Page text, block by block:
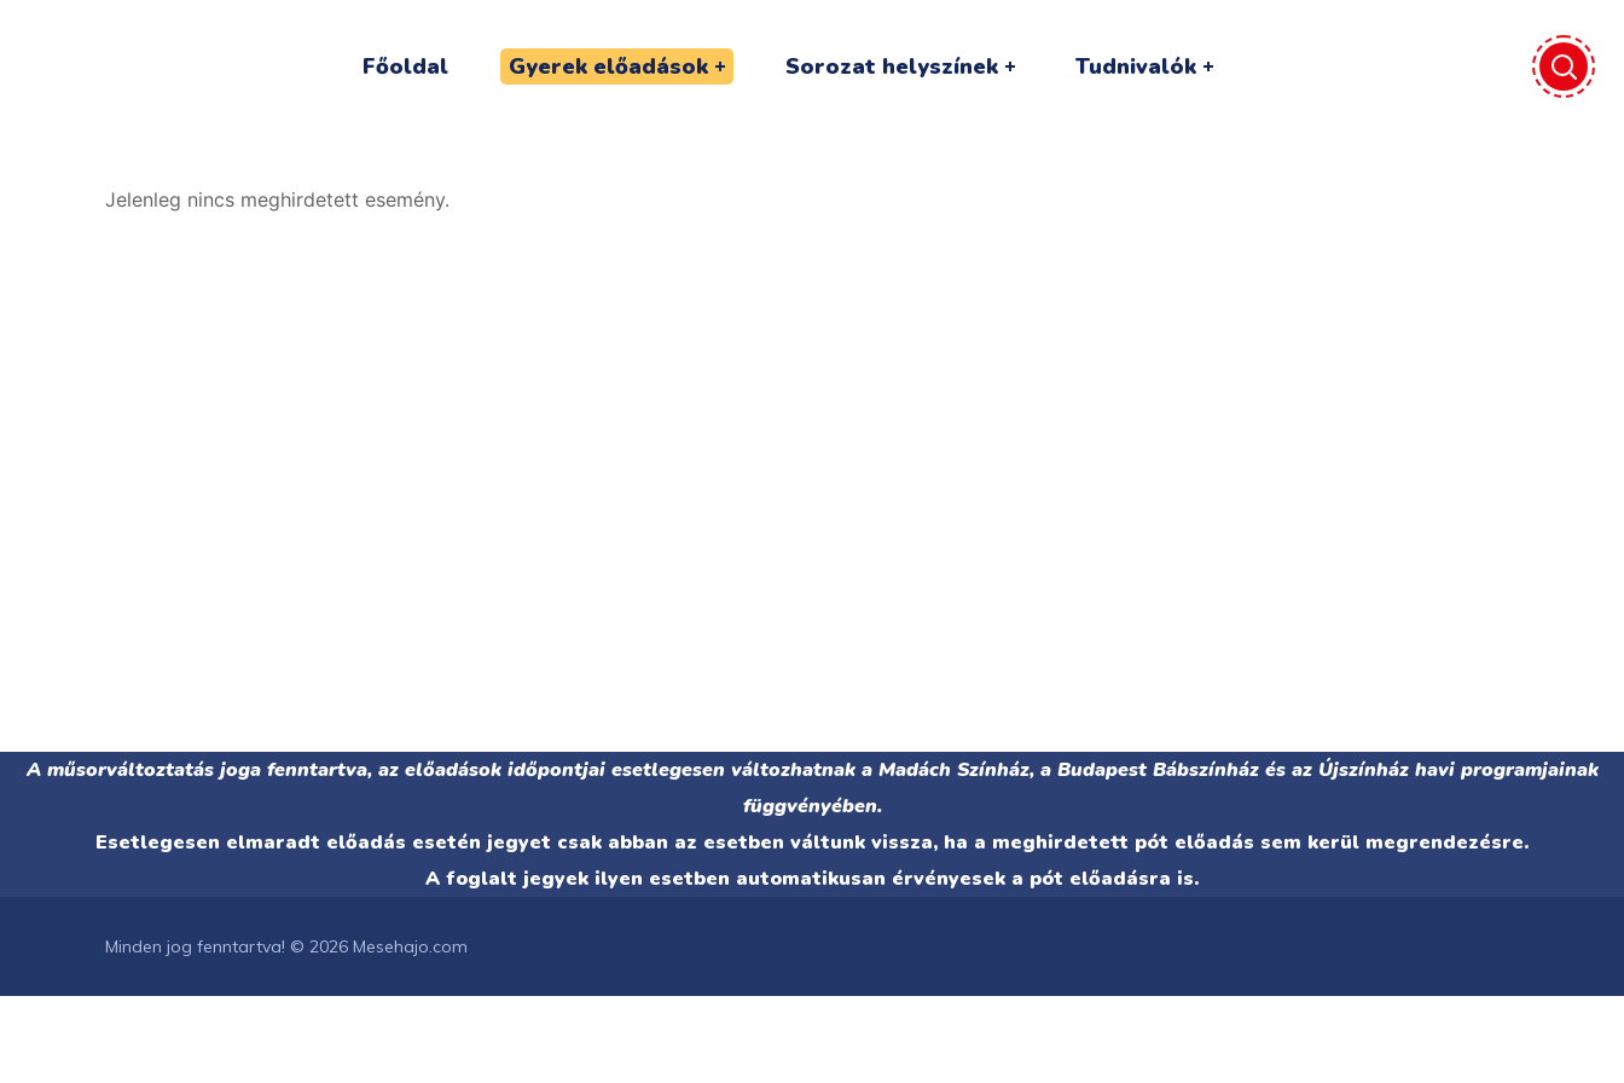
Főoldal Gyerek előadások Sorozat helyszínek Tudnivalók
Jelenleg nincs meghirdetett esemény.
A műsorváltoztatás joga fenntartva, az előadások időpontjai esetlegesen változhatnak a Madách Színház, a Budapest Bábszínház és az Újszínház havi programjainak
függvényében.
Esetlegesen elmaradt előadás esetén jegyet csak abban az esetben váltunk vissza, ha a meghirdetett pót előadás sem kerül megrendezésre.
A foglalt jegyek ilyen esetben automatikusan érvényesek a pót előadásra is.
Minden jog fenntartva! © 2026 Mesehajo.com